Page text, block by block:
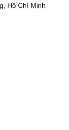
Hồ Chí Minh